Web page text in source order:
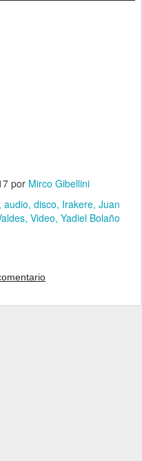
por Mirco Gibellini
audio disco Irakere Juan
Video Yadiel Bolaño